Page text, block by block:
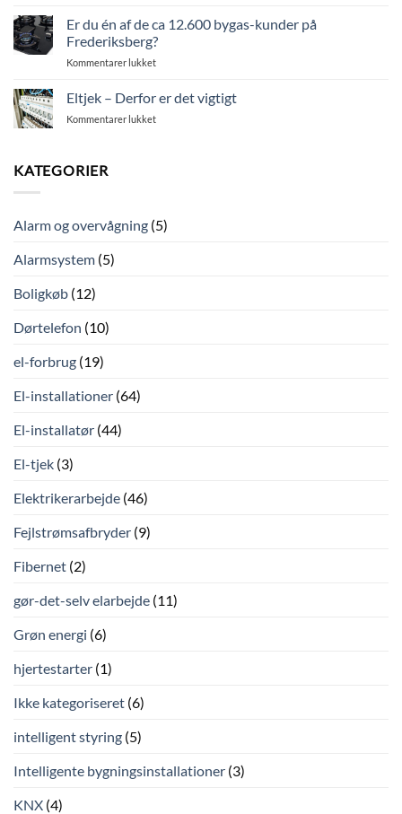
til
sommeraftenerne
i
din
sommer,
og
lige
lidt
hvordan
Er du én af de ca 12.600 bygas-kunder på
Frederiksberg?
Kommentarer lukkettil
én
af
Frederiksberg?
Eltjek – Derfor er det vigtigt
Kommentarer lukkettil
KATEGORIER
Alarm og overvågning (5)
Alarmsystem (5)
Boligkøb (12)
Dørtelefon (10)
el-forbrug (19)
El-installationer (64)
El-installatør (44)
El-tjek (3)
Elektrikerarbejde (46)
Fejlstrømsafbryder (9)
Fibernet (2)
gør-det-selv elarbejde (11)
Grøn energi (6)
hjertestarter (1)
Ikke kategoriseret (6)
intelligent styring (5)
Intelligente bygningsinstallationer (3)
KNX (4)